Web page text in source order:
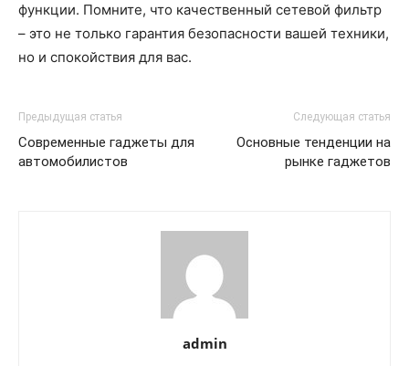
функции. Помните, что качественный сетевой фильтр
– это не только гарантия безопасности вашей техники,
но и спокойствия для вас.
Предыдущая статья
Современные гаджеты для
автомобилистов
Следующая статья
Основные тенденции на
рынке гаджетов
admin